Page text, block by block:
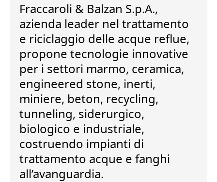
Fraccaroli & Balzan S.p.A.,
azienda leader nel trattamento
e riciclaggio delle acque reflue,
propone tecnologie innovative
per i settori marmo, ceramica,
engineered stone, inerti,
miniere, beton, recycling,
tunneling, siderurgico,
biologico e industriale,
costruendo impianti di
trattamento acque e fanghi
all’avanguardia.